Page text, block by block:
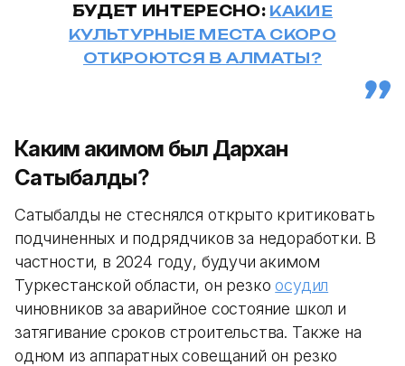
БУДЕТ ИНТЕРЕСНО: КАКИЕ
КУЛЬТУРНЫЕ МЕСТА СКОРО
ОТКРОЮТСЯ В АЛМАТЫ?
Каким акимом был Дархан
Сатыбалды?
Сатыбалды не стеснялся открыто критиковать
подчиненных и подрядчиков за недоработки. В
частности, в 2024 году, будучи акимом
Туркестанской области, он резкоосудил
чиновников за аварийное состояние школ и
затягивание сроков строительства. Также на
одном из аппаратных совещаний он резко